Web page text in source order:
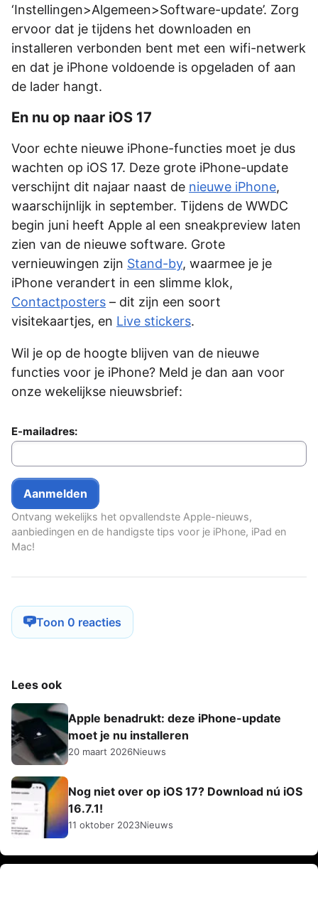
‘Instellingen>Algemeen>Software-update’. Zorg
ervoor dat je tijdens het downloaden en
installeren verbonden bent met een wifi-netwerk
en dat je iPhone voldoende is opgeladen of aan
de lader hangt.
En nu op naar iOS 17
Voor echte nieuwe iPhone-functies moet je dus
wachten op iOS 17. Deze grote iPhone-update
verschijnt dit najaar naast de nieuwe iPhone,
waarschijnlijk in september. Tijdens de WWDC
begin juni heeft Apple al een sneakpreview laten
zien van de nieuwe software. Grote
vernieuwingen zijn Stand-by, waarmee je je
iPhone verandert in een slimme klok,
Contactposters – dit zijn een soort
visitekaartjes, en Live stickers.
Wil je op de hoogte blijven van de nieuwe
functies voor je iPhone? Meld je dan aan voor
onze wekelijkse nieuwsbrief:
E-mailadres:
Ontvang wekelijks het opvallendste Apple-nieuws,
aanbiedingen en de handigste tips voor je iPhone, iPad en
Mac!
Toon 0 reacties
Lees ook
Apple benadrukt: deze iPhone-update
moet je nu installeren
20 maart 2026Nieuws
Nog niet over op iOS 17? Download nú iOS
16.7.1!
11 oktober 2023Nieuws